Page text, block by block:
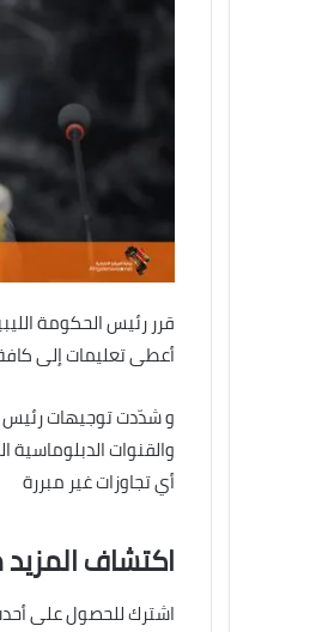
قرر رئيس الحكومة
أعطى تعليمات إلى
و شدّدت توجيهات رئيس
والقنوات الدبلوماسية
أي تجاوزات غير مبررة
اكتشاف المزيد
اشترك للحصول على